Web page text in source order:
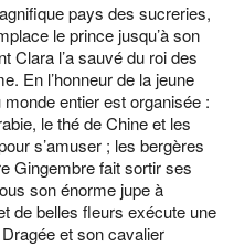
pays des sucreries,
le prince jusqu’à son
Clara l’a sauvé du roi des
En l’honneur de la jeune
entier est organisée :
le thé de Chine et les
s’amuser ; les bergères
Gingembre fait sortir ses
son énorme jupe à
de belles fleurs exécute une
et son cavalier